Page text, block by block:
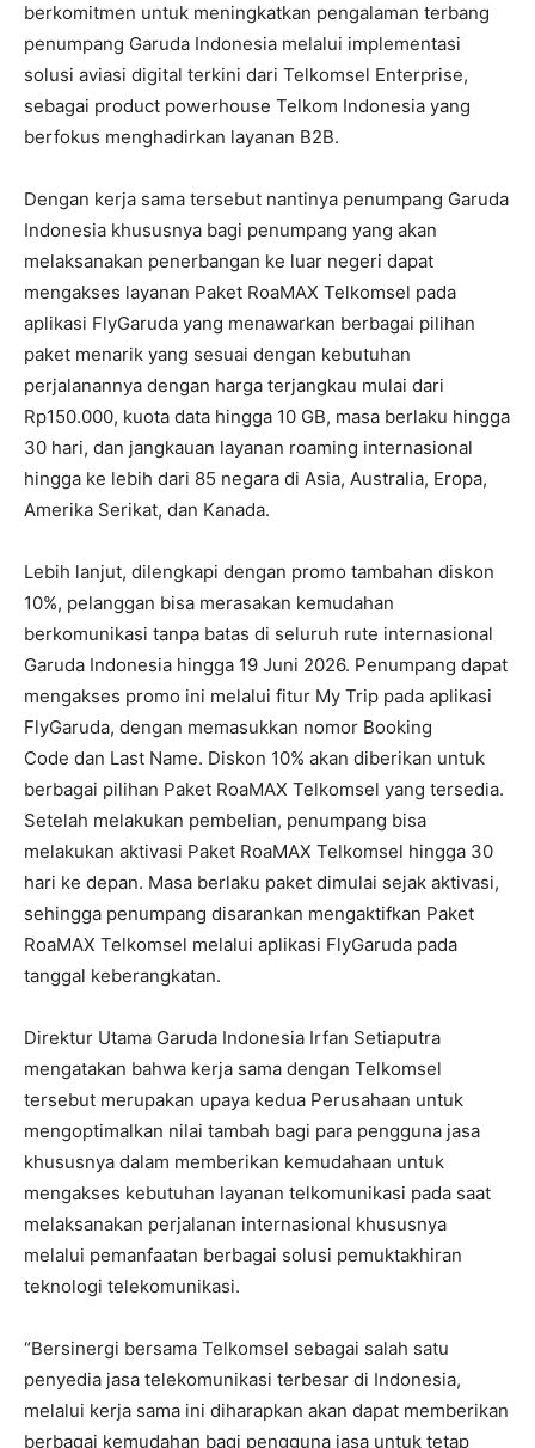
berkomitmen untuk meningkatkan pengalaman terbang
penumpang Garuda Indonesia melalui implementasi
solusi aviasi digital terkini dari Telkomsel Enterprise,
sebagai product powerhouse Telkom Indonesia yang
berfokus menghadirkan layanan B2B.
Dengan kerja sama tersebut nantinya penumpang Garuda
Indonesia khususnya bagi penumpang yang akan
melaksanakan penerbangan ke luar negeri dapat
mengakses layanan Paket RoaMAX Telkomsel pada
aplikasi FlyGaruda yang menawarkan berbagai pilihan
paket menarik yang sesuai dengan kebutuhan
perjalanannya dengan harga terjangkau mulai dari
Rp150.000, kuota data hingga 10 GB, masa berlaku hingga
30 hari, dan jangkauan layanan roaming internasional
hingga ke lebih dari 85 negara di Asia, Australia, Eropa,
Amerika Serikat, dan Kanada.
Lebih lanjut, dilengkapi dengan promo tambahan diskon
10%, pelanggan bisa merasakan kemudahan
berkomunikasi tanpa batas di seluruh rute internasional
Garuda Indonesia hingga 19 Juni 2026. Penumpang dapat
mengakses promo ini melalui fitur My Trip pada aplikasi
FlyGaruda, dengan memasukkan nomor Booking
Code dan Last Name. Diskon 10% akan diberikan untuk
berbagai pilihan Paket RoaMAX Telkomsel yang tersedia.
Setelah melakukan pembelian, penumpang bisa
melakukan aktivasi Paket RoaMAX Telkomsel hingga 30
hari ke depan. Masa berlaku paket dimulai sejak aktivasi,
sehingga penumpang disarankan mengaktifkan Paket
RoaMAX Telkomsel melalui aplikasi FlyGaruda pada
tanggal keberangkatan.
Direktur Utama Garuda Indonesia Irfan Setiaputra
mengatakan bahwa kerja sama dengan Telkomsel
tersebut merupakan upaya kedua Perusahaan untuk
mengoptimalkan nilai tambah bagi para pengguna jasa
khususnya dalam memberikan kemudahaan untuk
mengakses kebutuhan layanan telkomunikasi pada saat
melaksanakan perjalanan internasional khususnya
melalui pemanfaatan berbagai solusi pemuktakhiran
teknologi telekomunikasi.
“Bersinergi bersama Telkomsel sebagai salah satu
penyedia jasa telekomunikasi terbesar di Indonesia,
melalui kerja sama ini diharapkan akan dapat memberikan
berbagai kemudahan bagi pengguna jasa untuk tetap